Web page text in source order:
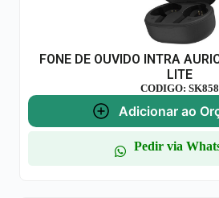
FONE DE OUVIDO INTRA
LITE
CODIGO: SK858
Adicionar ao
Pedir via